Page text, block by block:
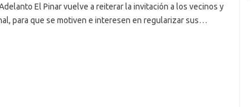
El Pinar vuelve a reiterar la invitación a los vecinos y
para que se motiven e interesen en regularizar sus…